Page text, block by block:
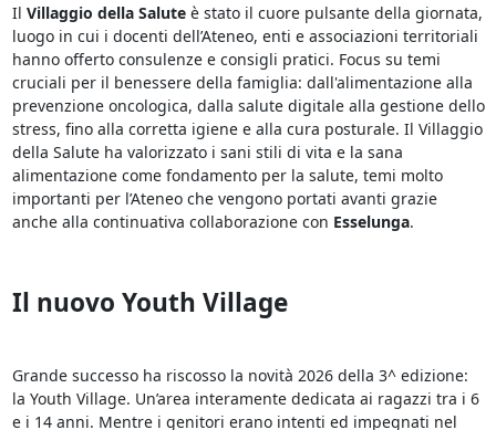
Il Villaggio della Saluteè stato il cuore pulsante della giornata,
luogo in cui i docenti dell’Ateneo, enti e associazioni territoriali
hanno offerto consulenze e consigli pratici. Focus su temi
cruciali per il benessere della famiglia: dall'alimentazione alla
prevenzione oncologica, dalla salute digitale alla gestione dello
stress, fino alla corretta igiene e alla cura posturale. Il Villaggio
della Salute ha valorizzato i sani stili di vita e la sana
alimentazione come fondamento per la salute, temi molto
importanti per l’Ateneo che vengono portati avanti grazie
anche alla continuativa collaborazione con Esselunga.
Il nuovo Youth Village
Grande successo ha riscosso la novità 2026 della 3^ edizione:
la Youth Village. Un’area interamente dedicata ai ragazzi tra i 6
e i 14 anni. Mentre i genitori erano intenti ed impegnati nel